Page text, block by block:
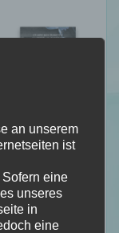
an unserem
ist
eine
unseres
in
eine